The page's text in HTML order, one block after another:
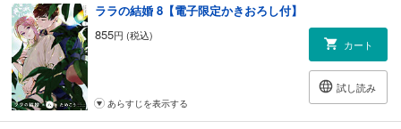
ララの結婚 8【電子限定かきおろし付】
855円 (税込)
カート
試し読み
あらすじを表示する